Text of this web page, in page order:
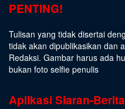
PENTING!
Tulisan yang tidak disertai
tidak akan dipublikasikan dan
Redaksi. Gambar harus ada
bukan foto selfie penulis
Aplikasi Siaran-